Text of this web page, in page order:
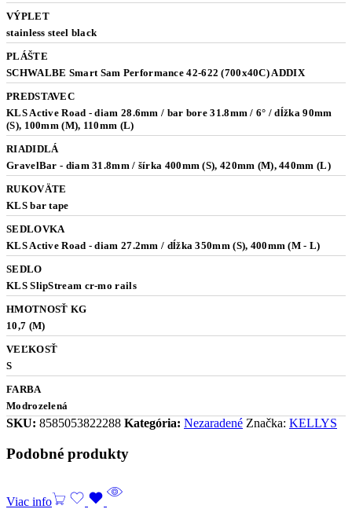
VÝPLET
stainless steel black
PLÁŠTE
SCHWALBE Smart Sam Performance 42-622 (700x40C) ADDIX
PREDSTAVEC
KLS Active Road - diam 28.6mm / bar bore 31.8mm / 6° / dĺžka 90mm
(S), 100mm (M), 110mm (L)
RIADIDLÁ
GravelBar - diam 31.8mm / šírka 400mm (S), 420mm (M), 440mm (L)
RUKOVÄTE
KLS bar tape
SEDLOVKA
KLS Active Road - diam 27.2mm / dĺžka 350mm (S), 400mm (M - L)
SEDLO
KLS SlipStream cr-mo rails
HMOTNOSŤ KG
10,7 (M)
VEĽKOSŤ
S
FARBA
Modrozelená
SKU: 8585053822288 Kategória: Nezaradené Značka: KELLYS
Podobné produkty
Viac info